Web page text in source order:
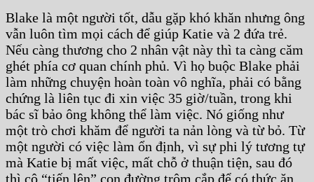
Blake là một người tốt, dẫu gặp khó khăn nhưng ông
vẫn luôn tìm mọi cách để giúp Katie và 2 đứa trẻ.
Nếu càng thương cho 2 nhân vật này thì ta càng căm
ghét phía cơ quan chính phủ. Vì họ buộc Blake phải
làm những chuyện hoàn toàn vô nghĩa, phải có bằng
chứng là liên tục đi xin việc 35 giờ/tuần, trong khi
bác sĩ bảo ông không thể làm việc. Nó giống như
một trò chơi khăm để người ta nản lòng và từ bỏ. Từ
một người có việc làm ổn định, vì sự phi lý tương tự
mà Katie bị mất việc, mất chỗ ở thuận tiện, sau đó
thì cô “tiến lên” con đường trộm cắp để có thức ăn